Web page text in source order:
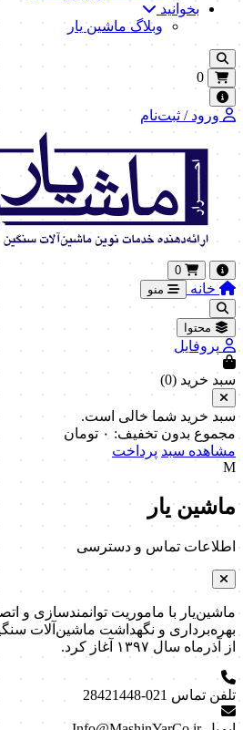
بخوانید
وبلاگ ماشین یار
0
ورود / ثبت‌نام
0
خانه منو
محتوا
پروفایل
سبد خرید (0
)
سبد خرید شما خالی است.
مجموع بدون تخفیف: ۰ تومان
مشاهده سبد پرداخت
M
ماشین یار
اطلاعات تماس و دسترسی
ماشین‌یار با ماموریت توانمندسازی و
بهره‌برداری و نگهداشت ماشین‌آلات
از آذرماه سال ۱۳۹۷ آغاز کرد.
تلفن تماس 021-28421448